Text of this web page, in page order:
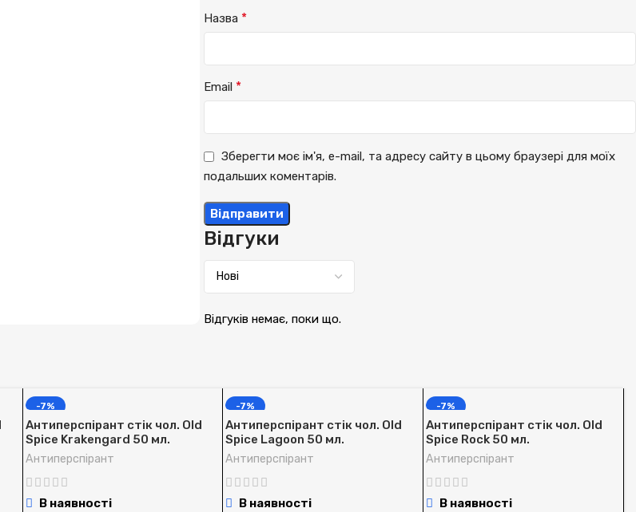
Відгуки
Відгуків немає, поки що.
Назва *
Email *
Зберегти моє ім'я, e-mail, та адресу сайту в цьому браузері для моїх
подальших коментарів.
-7%
Антиперспірант стік чол. Old
Spice Krakengard 50 мл.
Антиперспірант
В наявності
-7%
Антиперспірант стік чол. Old
Spice Lagoon 50 мл.
Антиперспірант
В наявності
-7%
Антиперспірант стік чол. Old
Spice Rock 50 мл.
Антиперспірант
В наявності